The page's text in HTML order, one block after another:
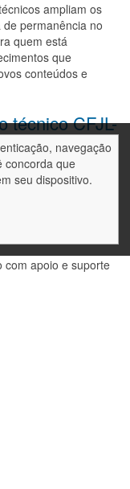
navegação
concorda que
seu dispositivo.
ampliam os
permanência no
quem está
que
conteúdos e
técnico CFJL-
com apoio e suporte